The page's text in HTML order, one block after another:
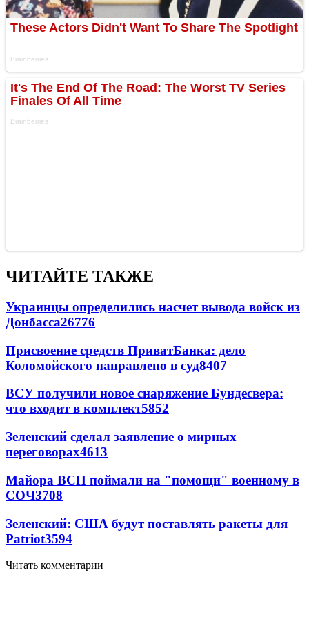
ЧИТАЙТЕ ТАКЖЕ
Украинцы определились насчет вывода войск из
Донбасса26776
Присвоение средств ПриватБанка: дело
Коломойского направлено в суд8407
ВСУ получили новое снаряжение Бундесвера:
что входит в комплект5852
Зеленский сделал заявление о мирных
переговорах4613
Майора ВСП поймали на "помощи" военному в
СОЧ3708
Зеленский: США будут поставлять ракеты для
Patriot3594
Читать комментарии